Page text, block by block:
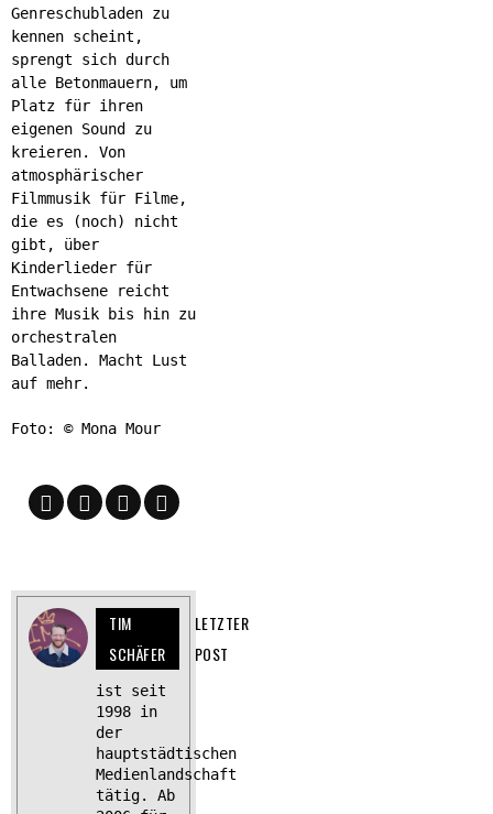
Genreschubladen zu
kennen scheint,
sprengt sich durch
alle Betonmauern, um
Platz für ihren
eigenen Sound zu
kreieren. Von
atmosphärischer
Filmmusik für Filme,
die es (noch) nicht
gibt, über
Kinderlieder für
Entwachsene reicht
ihre Musik bis hin zu
orchestralen
Balladen. Macht Lust
auf mehr.
Foto: © Mona Mour
TIM
SCHÄFER
LETZTER
POST
ist seit
1998 in
der
hauptstädtischen
Medienlandschaft
tätig. Ab